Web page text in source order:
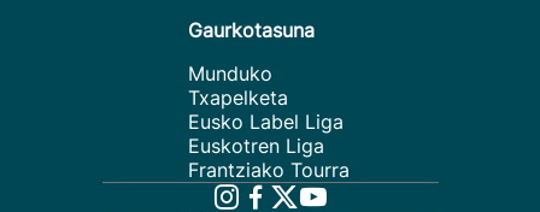
Gaurkotasuna
Munduko
Txapelketa
Eusko Label Liga
Euskotren Liga
Frantziako Tourra